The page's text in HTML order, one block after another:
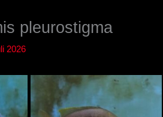
pleurostigma
2026